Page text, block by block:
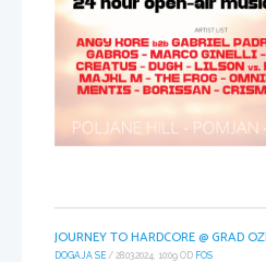
JOURNEY TO HARDCORE @ GRAD
DOGAJA SE / 28.03.2024, 10:09 OD FOS